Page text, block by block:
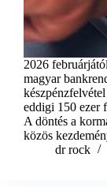
2026
magyar
eddigi 150 ezer
A döntés a
közös
dr rock